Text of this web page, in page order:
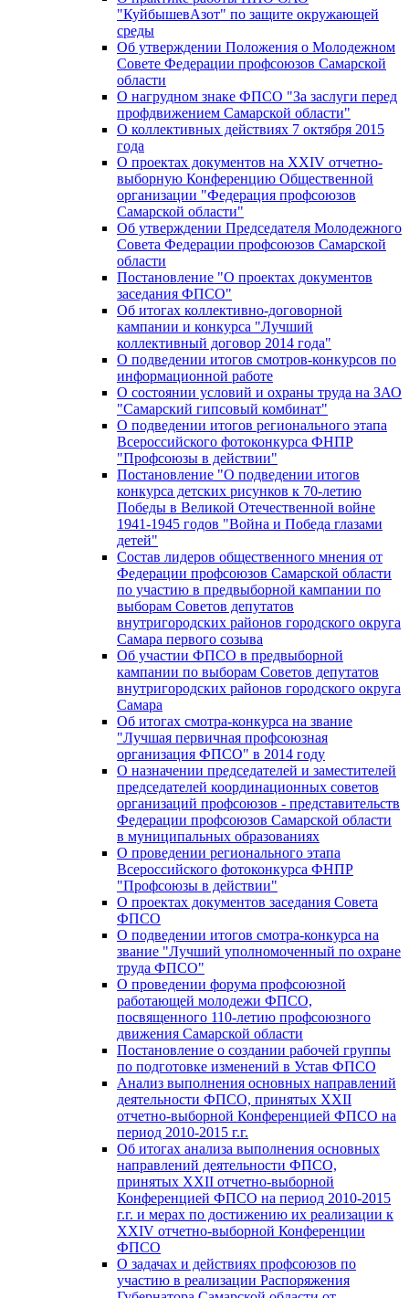
"КуйбышевАзот" по защите окружающей
среды
Об утверждении Положения о Молодежном
Совете Федерации профсоюзов Самарской
области
О нагрудном знаке ФПСО "За заслуги перед
профдвижением Самарской области"
О коллективных действиях 7 октября 2015
года
О проектах документов на XXIV отчетно-
выборную Конференцию Общественной
организации "Федерация профсоюзов
Самарской области"
Об утверждении Председателя Молодежного
Совета Федерации профсоюзов Самарской
области
Постановление "О проектах документов
заседания ФПСО"
Об итогах коллективно-договорной
кампании и конкурса "Лучший
коллективный договор 2014 года"
О подведении итогов смотров-конкурсов по
информационной работе
О состоянии условий и охраны труда на ЗАО
"Самарский гипсовый комбинат"
О подведении итогов регионального этапа
Всероссийского фотоконкурса ФНПР
"Профсоюзы в действии"
Постановление "О подведении итогов
конкурса детских рисунков к 70-летию
Победы в Великой Отечественной войне
1941-1945 годов "Война и Победа глазами
детей"
Состав лидеров общественного мнения от
Федерации профсоюзов Самарской области
по участию в предвыборной кампании по
выборам Советов депутатов
внутригородских районов городского округа
Самара первого созыва
Об участии ФПСО в предвыборной
кампании по выборам Советов депутатов
внутригородских районов городского округа
Самара
Об итогах смотра-конкурса на звание
"Лучшая первичная профсоюзная
организация ФПСО" в 2014 году
О назначении председателей и заместителей
председателей координационных советов
организаций профсоюзов - представительств
Федерации профсоюзов Самарской области
в муниципальных образованиях
О проведении регионального этапа
Всероссийского фотоконкурса ФНПР
"Профсоюзы в действии"
О проектах документов заседания Совета
ФПСО
О подведении итогов смотра-конкурса на
звание "Лучший уполномоченный по охране
труда ФПСО"
О проведении форума профсоюзной
работающей молодежи ФПСО,
посвященного 110-летию профсоюзного
движения Самарской области
Постановление о создании рабочей группы
по подготовке изменений в Устав ФПСО
Анализ выполнения основных направлений
деятельности ФПСО, принятых XXII
отчетно-выборной Конференцией ФПСО на
период 2010-2015 г.г.
Об итогах анализа выполнения основных
направлений деятельности ФПСО,
принятых XXII отчетно-выборной
Конференцией ФПСО на период 2010-2015
г.г. и мерах по достижению их реализации к
XXIV отчетно-выборной Конференции
ФПСО
О задачах и действиях профсоюзов по
участию в реализации Распоряжения